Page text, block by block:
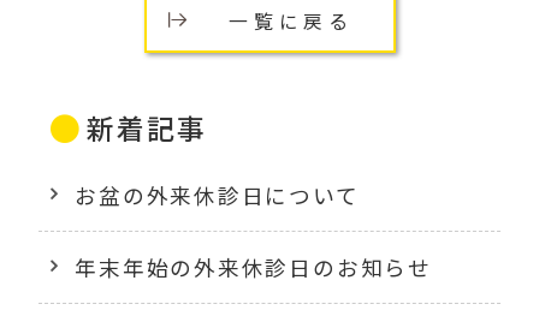
一覧に戻る
新着記事
お盆の外来休診日について
年末年始の外来休診日のお知らせ